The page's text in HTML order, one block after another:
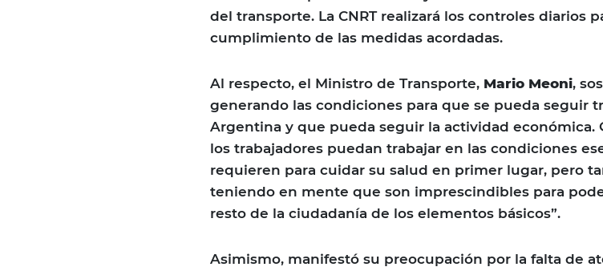
del transporte. La CNRT realizará los controles diarios
cumplimiento de las medidas acordadas.
Al respecto, el Ministro de Transporte, Mario Meoni,
generando las condiciones para que se pueda seguir
Argentina y que pueda seguir la actividad económica.
los trabajadores puedan trabajar en las condiciones
requieren para cuidar su salud en primer lugar, pero
teniendo en mente que son imprescindibles para
resto de la ciudadanía de los elementos básicos”.
Asimismo, manifestó su preocupación por la falta de